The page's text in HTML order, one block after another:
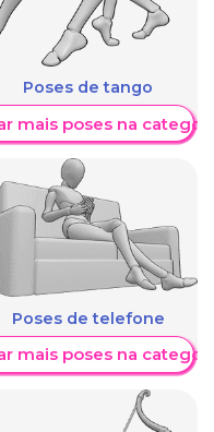
Poses de tango
mais poses na
Poses de telefone
mais poses na